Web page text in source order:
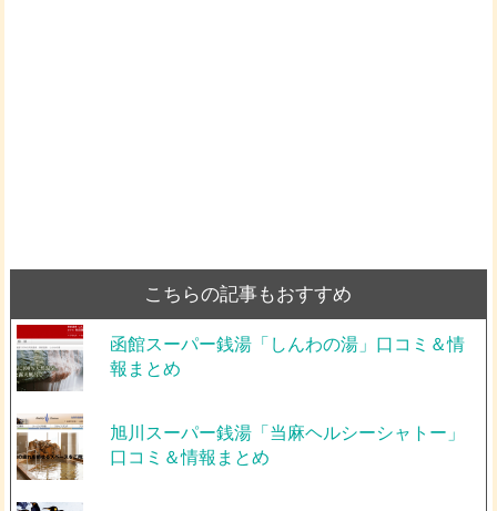
こちらの記事もおすすめ
函館スーパー銭湯「しんわの湯」口コミ＆情
報まとめ
旭川スーパー銭湯「当麻ヘルシーシャトー」
口コミ＆情報まとめ